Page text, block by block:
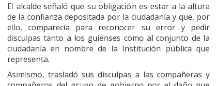
El alcalde señaló que su obligación es estar a la altura
de la confianza depositada por la ciudadanía y que, por
ello, comparecía para reconocer su error y pedir
disculpas tanto a los guienses como al conjunto de la
ciudadanía en nombre de la Institución pública que
representa.
Asimismo, trasladó sus disculpas a las compañeras y